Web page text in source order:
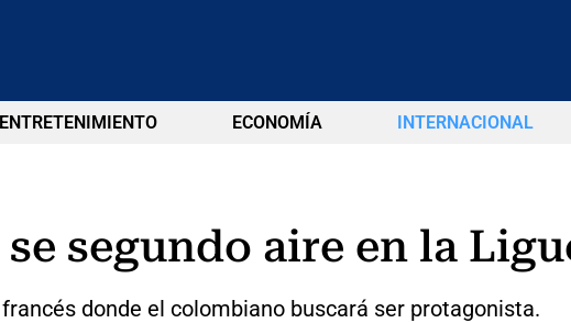
ENTRETENIMIENTO ECONOMÍA INTERNACIONAL
segundo aire en la
donde el colombiano buscará ser protagonista.